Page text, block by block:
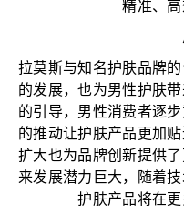
精准、高
拉莫斯与知名护肤品牌
的发展，也为男性护肤
的引导，男性消费者逐
的推动让护肤产品更加
扩大也为品牌创新提供
来发展潜力巨大，随着
护肤产品将在